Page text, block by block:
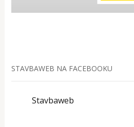
STAVBAWEB NA FACEBOOKU
Stavbaweb